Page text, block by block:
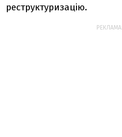
реструктуризацію.
РЕКЛАМА: